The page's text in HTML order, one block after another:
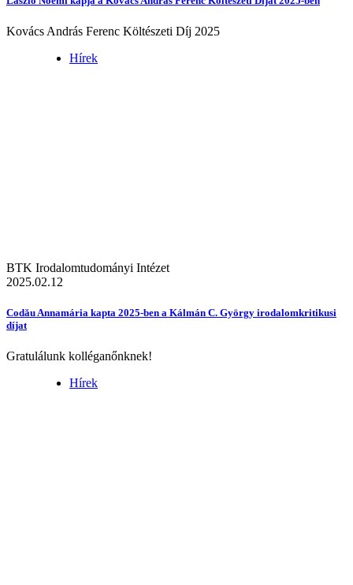
Kovács András Ferenc Költészeti Díj 2025
Hírek
BTK Irodalomtudományi Intézet
2025.02.12
Codău Annamária kapta 2025-ben a Kálmán C. György irodalomkritikusi
díjat
Gratulálunk kolléganőnknek!
Hírek